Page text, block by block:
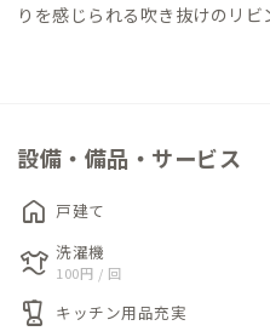
りを感じられる吹き抜けのリ
各個室は全て2階にあり、リビ
ブのコースの一部が見え、春は
鮮やかでゆったりした時間が流
また、なんといっても霧島A邸
とです。温泉が引いてあります
す。岩風呂の浴槽で足を伸ば
です。
設備・備品・サービス
home 戸建て
laundry 洗濯機
100円 / 回
blender キッチン用品充実